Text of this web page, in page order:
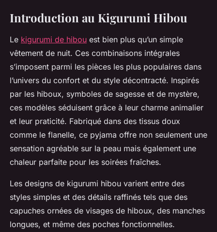
Introduction au Kigurumi Hibou
Le kigurumi de hibou est bien plus qu’un simple
vêtement de nuit. Ces combinaisons intégrales
s’imposent parmi les pièces les plus populaires dans
l’univers du confort et du style décontracté. Inspirés
par les hiboux, symboles de sagesse et de mystère,
ces modèles séduisent grâce à leur charme animalier
et leur praticité. Fabriqué dans des tissus doux
comme le flanelle, ce pyjama offre non seulement une
sensation agréable sur la peau mais également une
chaleur parfaite pour les soirées fraîches.
Les designs de kigurumi hibou varient entre des
styles simples et des détails raffinés tels que des
capuches ornées de visages de hiboux, des manches
longues, et même des poches fonctionnelles.